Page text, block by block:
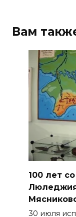
Вам
100 лет
30 июля